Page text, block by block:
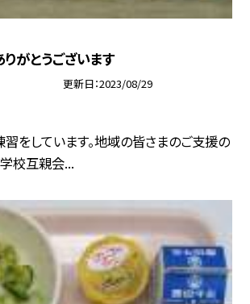
がとうございます
更新日 2023/08/29
をしています。地域の皆さまのご支援の
校互親会...